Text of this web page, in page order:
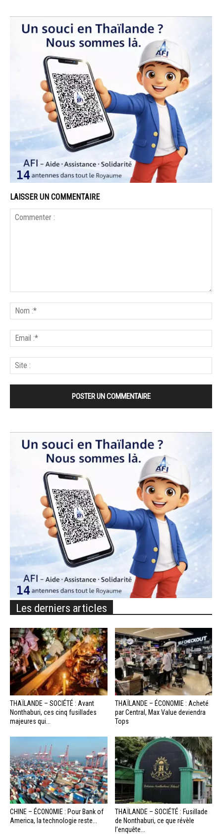
LAISSER UN COMMENTAIRE
Les derniers articles
THAÏLANDE – SOCIÉTÉ : Avant
Nonthaburi, ces cinq fusillades
majeures qui...
THAÏLANDE – ÉCONOMIE : Acheté
par Central, Max Value deviendra
Tops
CHINE – ÉCONOMIE : Pour Bank of
America, la technologie reste...
THAÏLANDE – SOCIÉTÉ : Fusillade
de Nonthaburi, ce que révèle
l’enquête...